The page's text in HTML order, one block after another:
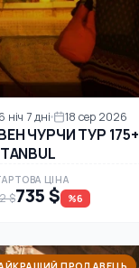
6 ніч 7 дні 18 сер 2026
ЧУРЧИ ТУР 175+
ЦІНА
$735 $ %6